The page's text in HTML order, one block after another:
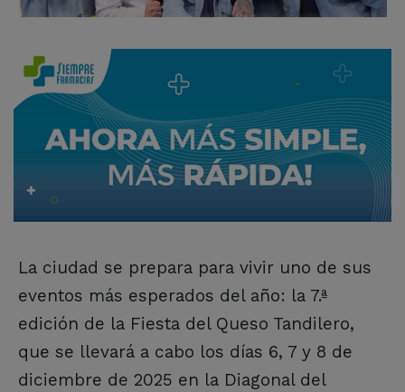
La ciudad se prepara para vivir uno de sus
eventos más esperados del año: la 7.ª
edición de la Fiesta del Queso Tandilero,
que se llevará a cabo los días 6, 7 y 8 de
diciembre de 2025 en la Diagonal del